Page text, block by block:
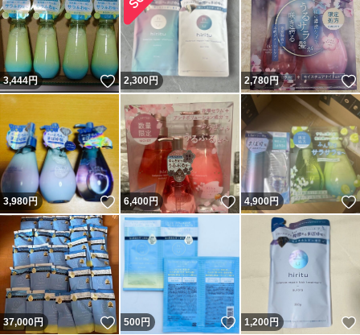
3,444円 いいね！
2,300円 2,780円
3,980円 いいね！
6,400円 いいね！
4,900円
37,000円 いいね！
500円 いいね！
1,200円